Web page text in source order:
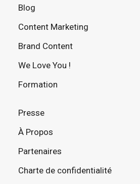
Blog
Content Marketing
Brand Content
We Love You !
Formation
Presse
À Propos
Partenaires
Charte de confidentialité